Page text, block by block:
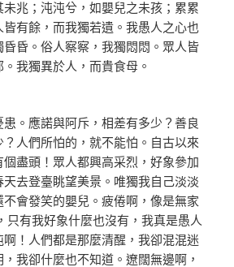
兆；沌沌兮，如嬰兒之未孩；累累
有餘，而我獨若遺。我愚人之心也
昏。俗人察察，我獨悶悶。眾人皆
我獨異於人，而貴食母。
。應諾與阿斥，相差有多少？善良
人們所怕的，就不能怕。自古以來
盡頭！眾人都興高采烈，好象參加
去登臺眺望美景。唯獨我自己淡淡
會發笑的嬰兒。疲倦啊，像是無家
只有我好象什麼也沒有，我真是愚人
！人們都是那麼清醒，我卻混混迷
我卻什麼也不知道。遼闊無邊啊，